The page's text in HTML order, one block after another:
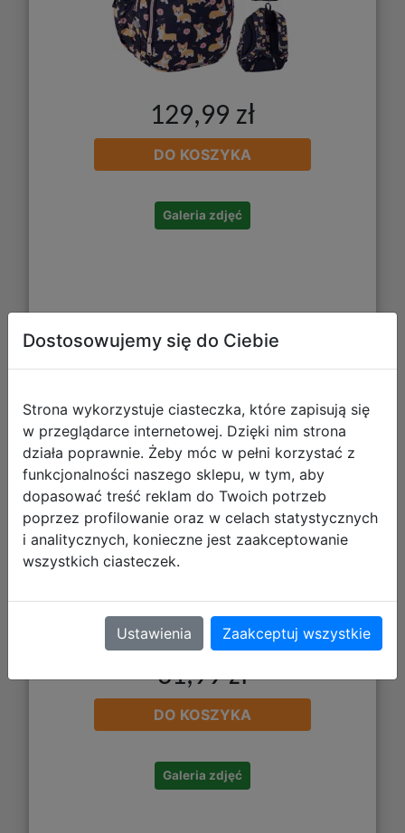
129,99 zł
DO KOSZYKA
Galeria zdjęć
CoolPack Brisk Bidon Mini 400ml
Elisabeth Z17933
31,99 zł
DO KOSZYKA
Galeria zdjęć
Dostosowujemy się do Ciebie
Strona wykorzystuje ciasteczka, które zapisują się
w przeglądarce internetowej. Dzięki nim strona
działa poprawnie. Żeby móc w pełni korzystać z
funkcjonalności naszego sklepu, w tym, aby
dopasować treść reklam do Twoich potrzeb
poprzez profilowanie oraz w celach statystycznych
i analitycznych, konieczne jest zaakceptowanie
wszystkich ciasteczek.
Ustawienia Zaakceptuj wszystkie